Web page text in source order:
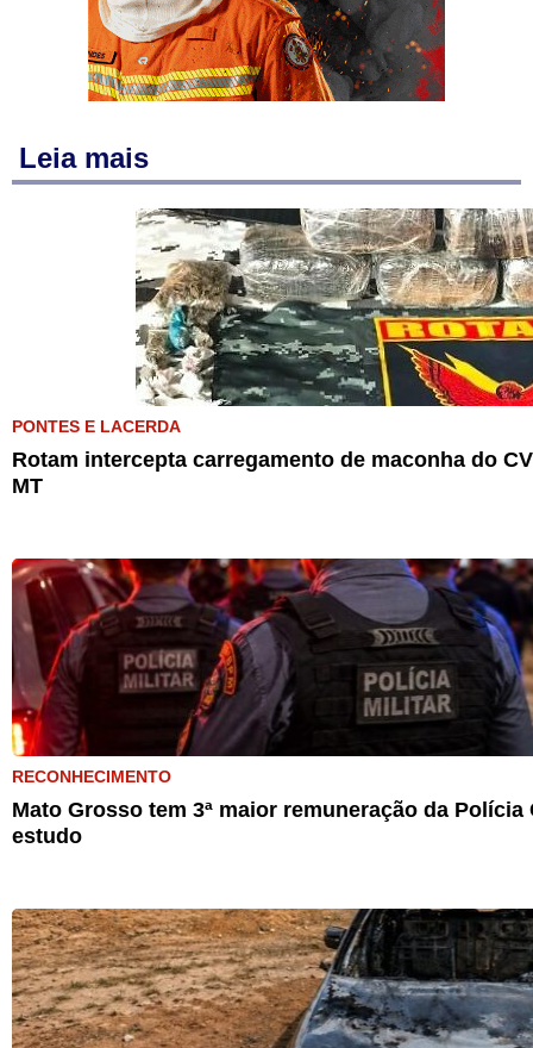
Leia mais
PONTES E LACERDA
Rotam intercepta carregamento de maconha do
MT
RECONHECIMENTO
Mato Grosso tem 3ª maior remuneração da Polícia
estudo